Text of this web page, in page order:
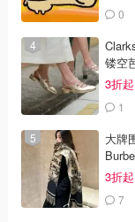
0
镂空
3折
服！1
大牌
3折
7